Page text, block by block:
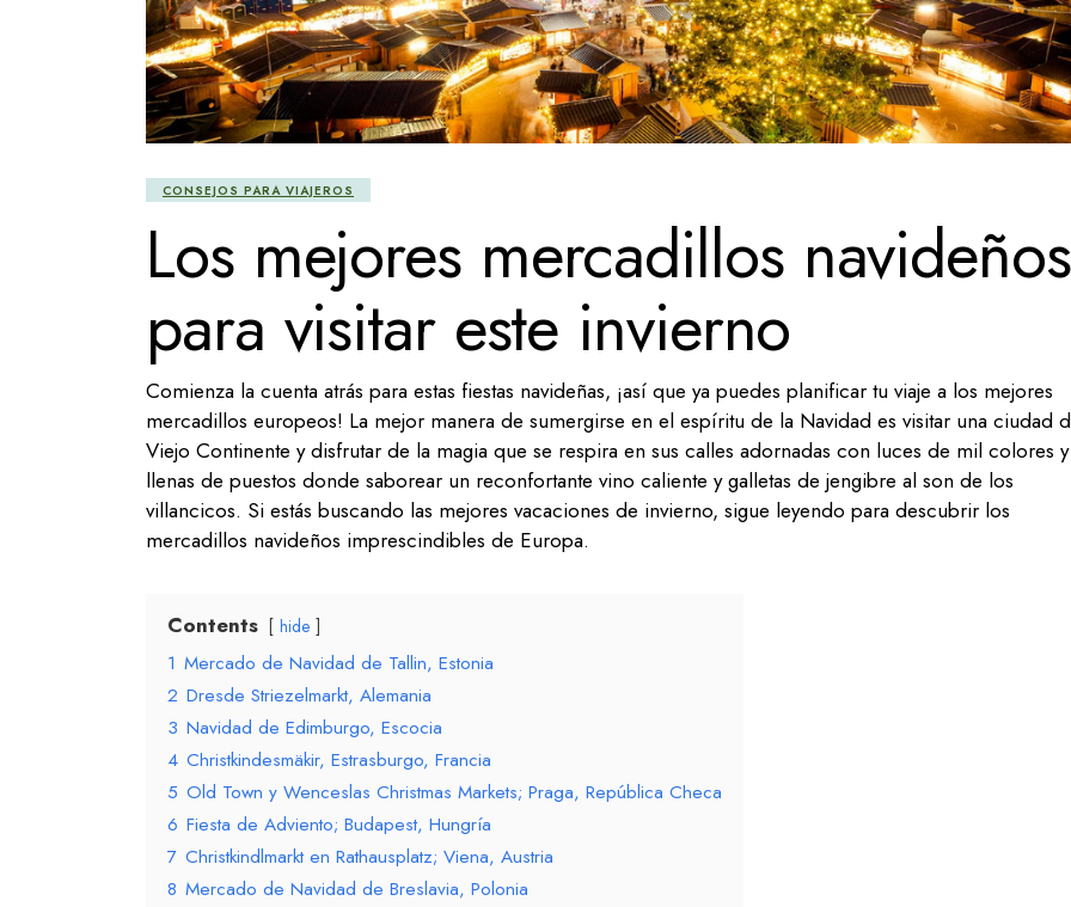
CONSEJOS PARA VIAJEROS
Los mejores mercadillos navideños
para visitar este invierno
Comienza la cuenta atrás para estas fiestas navideñas, ¡así que ya puedes planificar tu viaje a los mejores
mercadillos europeos! La mejor manera de sumergirse en el espíritu de la Navidad es visitar una ciudad
Viejo Continente y disfrutar de la magia que se respira en sus calles adornadas con luces de mil colores y
llenas de puestos donde saborear un reconfortante vino caliente y galletas de jengibre al son de los
villancicos. Si estás buscando las mejores vacaciones de invierno, sigue leyendo para descubrir los
mercadillos navideños imprescindibles de Europa.
Contents hide
1 Mercado de Navidad de Tallin, Estonia
2 Dresde Striezelmarkt, Alemania
3 Navidad de Edimburgo, Escocia
4 Christkindesmäkir, Estrasburgo, Francia
5 Old Town y Wenceslas Christmas Markets; Praga, República Checa
6 Fiesta de Adviento; Budapest, Hungría
7 Christkindlmarkt en Rathausplatz; Viena, Austria
8 Mercado de Navidad de Breslavia, Polonia